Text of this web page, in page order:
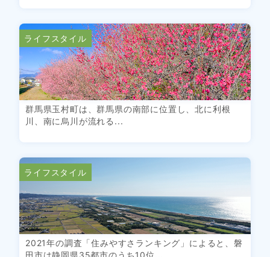
ライフスタイル
群馬県玉村町は、群馬県の南部に位置し、北に利根
川、南に烏川が流れる...
ライフスタイル
2021年の調査「住みやすさランキング」によると、磐